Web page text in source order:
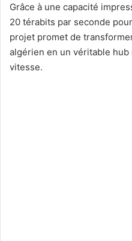
Grâce à une capacité
20 térabits par seconde
projet promet de
algérien en un véritable hub
vitesse.